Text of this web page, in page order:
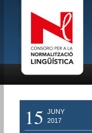
15
JUNY
2017